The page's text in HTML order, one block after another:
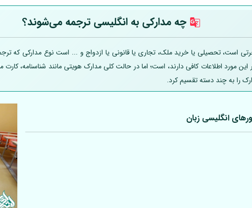
چه مدارکی به انگلیسی ترجمه می‌شوند؟
است، تحصیلی یا خرید ملک، تجاری یا قانونی یا ازدواج و ... است نوع مدارکی که
این مورد اطلاعات کافی دارند، است؛ اما در حالت کلی مدارک هویتی مانند شناسنامه،
را به چند دسته تقسیم کرد.
انگلیسی زبان